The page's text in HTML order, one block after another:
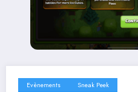
Evènements Sneak Peek